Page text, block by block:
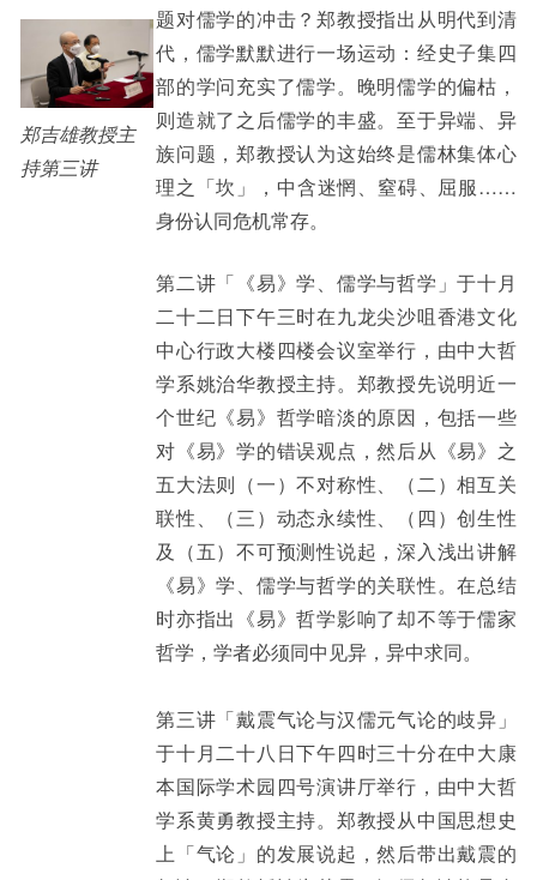
郑吉雄教授主
持第三讲
题对儒学的冲击？郑教授指出从明代到清
代，儒学默默进行一场运动：经史子集四
部的学问充实了儒学。晚明儒学的偏枯，
则造就了之后儒学的丰盛。至于异端、异
族问题，郑教授认为这始终是儒林集体心
理之「坎」，中含迷惘、窒碍、屈服……
身份认同危机常存。
第二讲「《易》学、儒学与哲学」于十月
二十二日下午三时在九龙尖沙咀香港文化
中心行政大楼四楼会议室举行，由中大哲
学系姚治华教授主持。郑教授先说明近一
个世纪《易》哲学暗淡的原因，包括一些
对《易》学的错误观点，然后从《易》之
五大法则（一）不对称性、（二）相互关
联性、（三）动态永续性、（四）创生性
及（五）不可预测性说起，深入浅出讲解
《易》学、儒学与哲学的关联性。在总结
时亦指出《易》哲学影响了却不等于儒家
哲学，学者必须同中见异，异中求同。
第三讲「戴震气论与汉儒元气论的歧异」
于十月二十八日下午四时三十分在中大康
本国际学术园四号演讲厅举行，由中大哲
学系黄勇教授主持。郑教授从中国思想史
上「气论」的发展说起，然后带出戴震的